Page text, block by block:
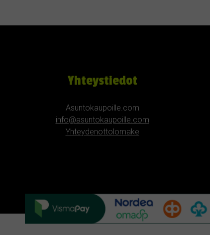
Yhteystiedot
Asuntokaupoille.com
info@asuntokaupoille.com
Yhteydenottolomake